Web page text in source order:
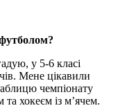
у 5-6 класі
Мене цікавили
чемпіонату
хокеєм із м’ячем.